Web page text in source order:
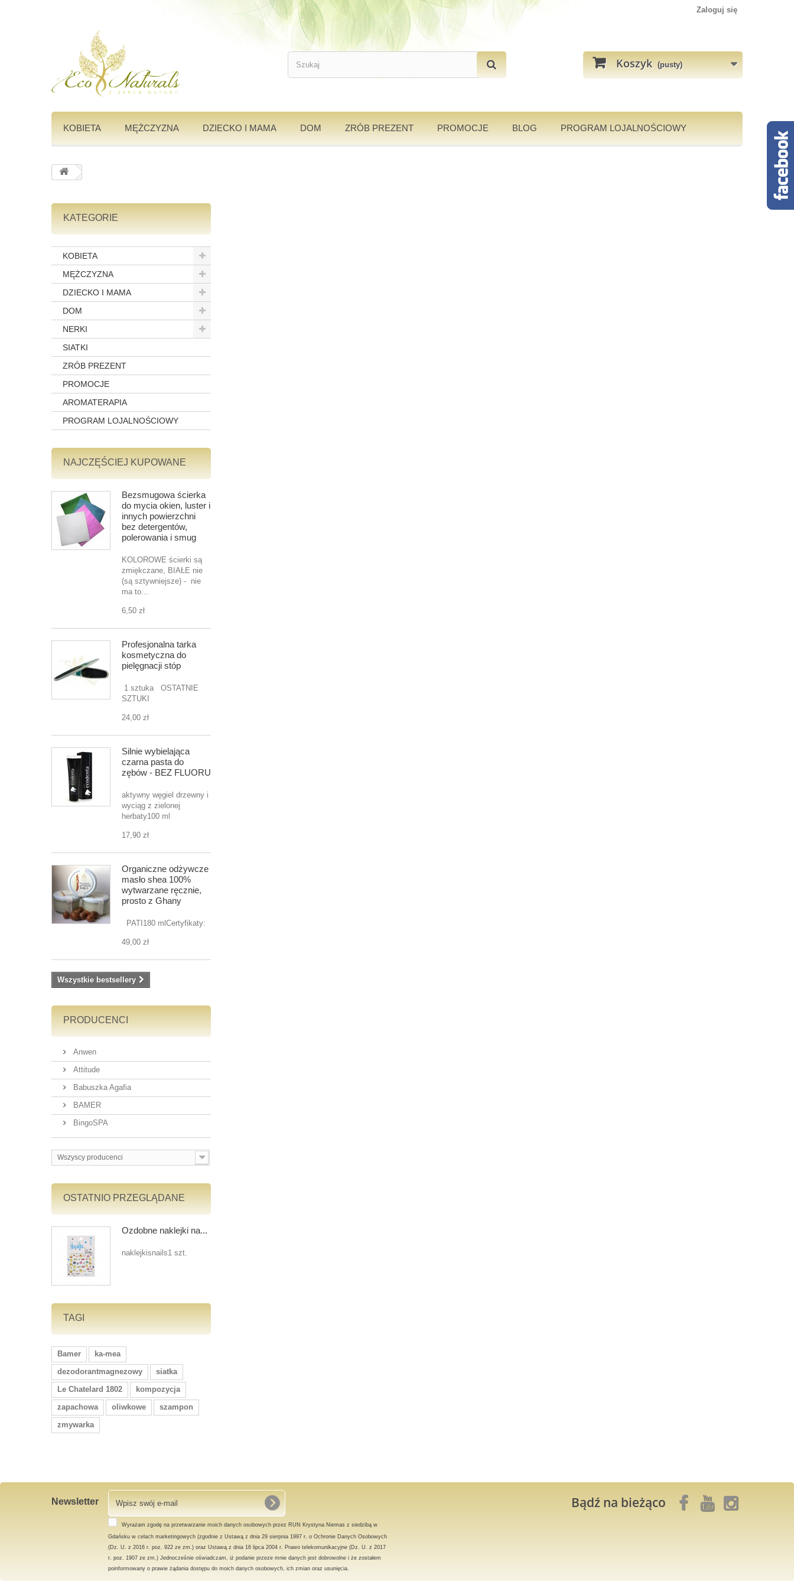
Zaloguj się
Koszyk (pusty)
KOBIETA MĘŻCZYZNA DZIECKO I MAMA DOM ZRÓB PREZENT PROMOCJE BLOG PROGRAM LOJALNOŚCIOWY
KATEGORIE
KOBIETA
MĘŻCZYZNA
DZIECKO I MAMA
DOM
NERKI
SIATKI
ZRÓB PREZENT
PROMOCJE
AROMATERAPIA
PROGRAM LOJALNOŚCIOWY
NAJCZĘŚCIEJ KUPOWANE
Bezsmugowa ścierka
do mycia okien, luster i
innych powierzchni
bez detergentów,
polerowania i smug
KOLOROWE ścierki są
zmiękczane, BIAŁE nie
(są sztywniejsze) - nie
ma to...
6,50 zł
Profesjonalna tarka
kosmetyczna do
pielęgnacji stóp
1 sztuka OSTATNIE
SZTUKI
24,00 zł
Silnie wybielająca
czarna pasta do
zębów - BEZ FLUORU
aktywny węgiel drzewny i
wyciąg z zielonej
herbaty100 ml
17,90 zł
Organiczne odżywcze
masło shea 100%
wytwarzane ręcznie,
prosto z Ghany
PATI180 mlCertyfikaty:
49,00 zł
Wszystkie bestsellery
PRODUCENCI
Anwen
Attitude
Babuszka Agafia
BAMER
BingoSPA
Wszyscy producenci
OSTATNIO PRZEGLĄDANE
Ozdobne naklejki na...
naklejkisnails1 szt.
TAGI
Bamer
ka-mea
dezodorantmagnezowy
siatka
Le Chatelard 1802
kompozycja
zapachowa
oliwkowe
szampon
zmywarka
Newsletter
Wyrażam zgodę na przetwarzanie moich danych osobowych przez RUN Krystyna Niemas z siedzibą w
Gdańsku w celach marketingowych (zgodnie z Ustawą z dnia 29 sierpnia 1997 r. o Ochronie Danych Osobowych
(Dz. U. z 2016 r. poz. 922 ze zm.) oraz Ustawą z dnia 16 lipca 2004 r. Prawo telekomunikacyjne (Dz. U. z 2017
r. poz. 1907 ze zm.) Jednocześnie oświadczam, iż podanie przeze mnie danych jest dobrowolne i że zostałem
poinformowany o prawie żądania dostępu do moich danych osobowych, ich zmian oraz usunięcia.
Bądź na bieżąco